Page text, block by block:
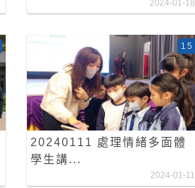
2024-01-18
20240111 處理情緒多面體
學生講...
15
2024-01-11